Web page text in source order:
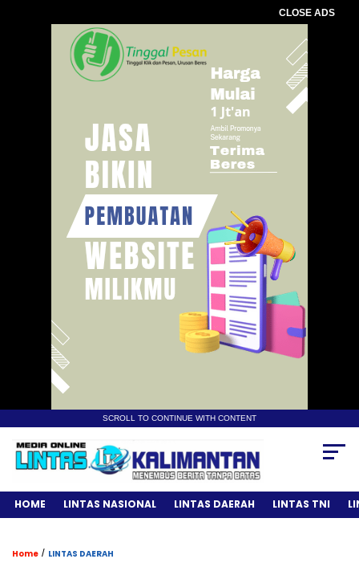
CLOSE ADS
SCROLL TO CONTINUE WITH CONTENT
HOME LINTAS NASIONAL LINTAS DAERAH LINTAS TNI
Home / LINTAS DAERAH